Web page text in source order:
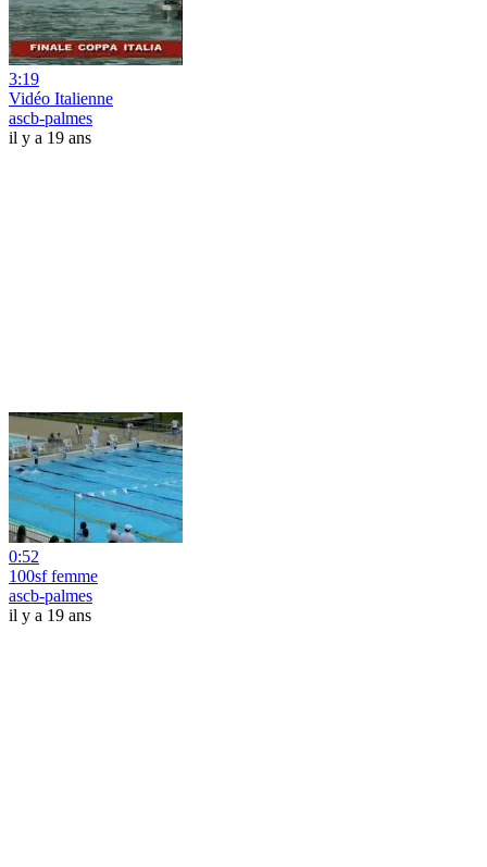
3:19
Vidéo Italienne
ascb-palmes
il y a 19 ans
0:52
100sf femme
ascb-palmes
il y a 19 ans